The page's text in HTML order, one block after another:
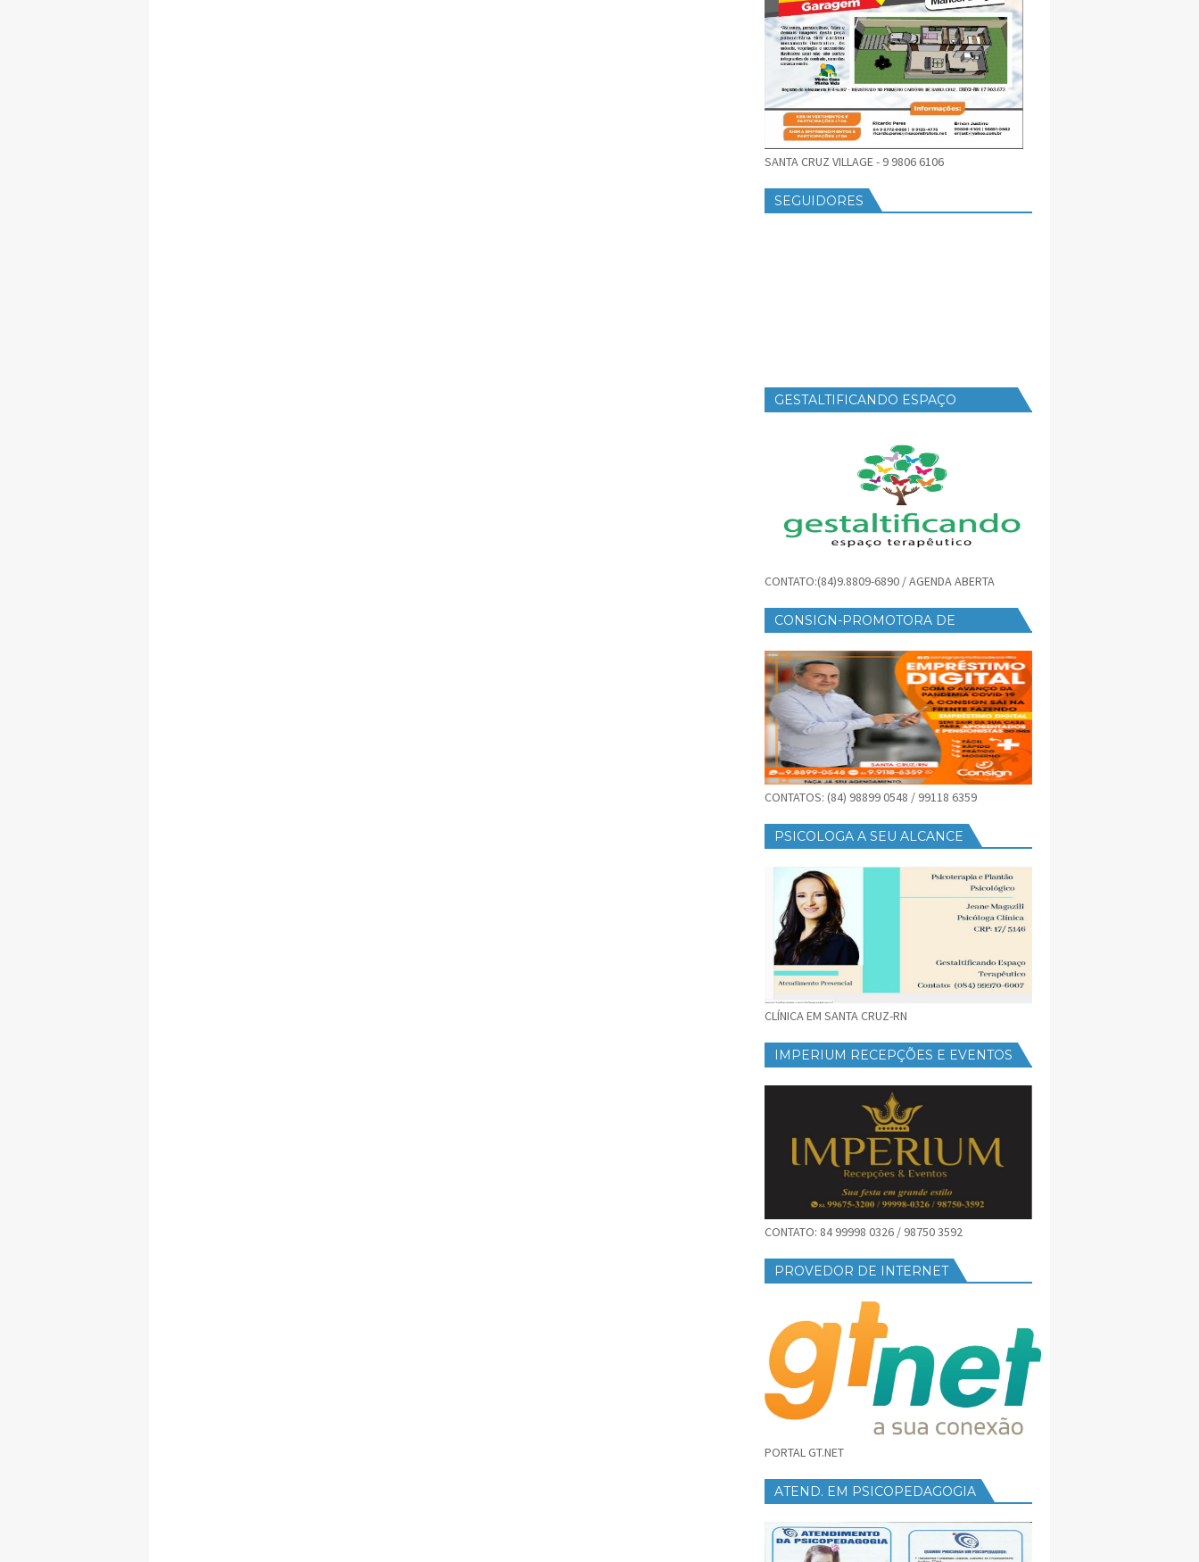
SANTA CRUZ VILLAGE - 9 9806 6106
SEGUIDORES
GESTALTIFICANDO ESPAÇO
CONTATO:(84)9.8809-6890 / AGENDA ABERTA
CONSIGN-PROMOTORA DE
CONTATOS: (84) 98899 0548 / 99118 6359
PSICOLOGA A SEU ALCANCE
CLÍNICA EM SANTA CRUZ-RN
IMPERIUM RECEPÇÕES E EVENTOS
CONTATO: 84 99998 0326 / 98750 3592
PROVEDOR DE INTERNET
PORTAL GT.NET
ATEND. EM PSICOPEDAGOGIA